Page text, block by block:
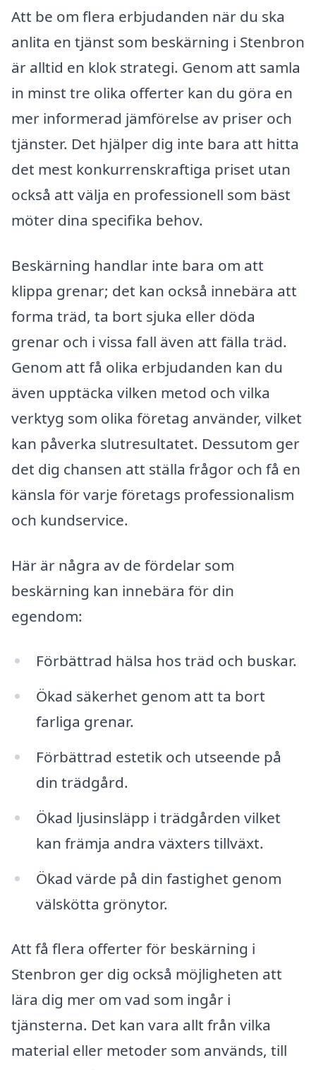
Att be om flera erbjudanden när du ska
anlita en tjänst som beskärning i Stenbron
är alltid en klok strategi. Genom att samla
in minst tre olika offerter kan du göra en
mer informerad jämförelse av priser och
tjänster. Det hjälper dig inte bara att hitta
det mest konkurrenskraftiga priset utan
också att välja en professionell som bäst
möter dina specifika behov.
Beskärning handlar inte bara om att
klippa grenar; det kan också innebära att
forma träd, ta bort sjuka eller döda
grenar och i vissa fall även att fälla träd.
Genom att få olika erbjudanden kan du
även upptäcka vilken metod och vilka
verktyg som olika företag använder, vilket
kan påverka slutresultatet. Dessutom ger
det dig chansen att ställa frågor och få en
känsla för varje företags professionalism
och kundservice.
Här är några av de fördelar som
beskärning kan innebära för din
egendom:
Förbättrad hälsa hos träd och buskar.
Ökad säkerhet genom att ta bort
farliga grenar.
Förbättrad estetik och utseende på
din trädgård.
Ökad ljusinsläpp i trädgården vilket
kan främja andra växters tillväxt.
Ökad värde på din fastighet genom
välskötta grönytor.
Att få flera offerter för beskärning i
Stenbron ger dig också möjligheten att
lära dig mer om vad som ingår i
tjänsterna. Det kan vara allt från vilka
material eller metoder som används, till